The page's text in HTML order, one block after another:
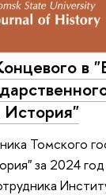
в
История"
Томского
за 2024